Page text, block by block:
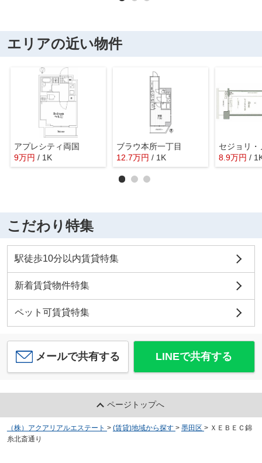
エリアの近い物件
アプレシティ両国
9万円 / 1K
ブラウ本所一丁目
12.7万円 / 1K
セジョリ
8.9万円 /
こだわり特集
駅徒歩10分以内賃貸特集
新着賃貸物件特集
ペット可賃貸特集
メールで共有する LINEで共有する
ページトップへ
（株）アクアリアルエステート > (賃貸)地域から探す > 墨田区 > ＸＥＢＥＣ錦
糸北斎通り